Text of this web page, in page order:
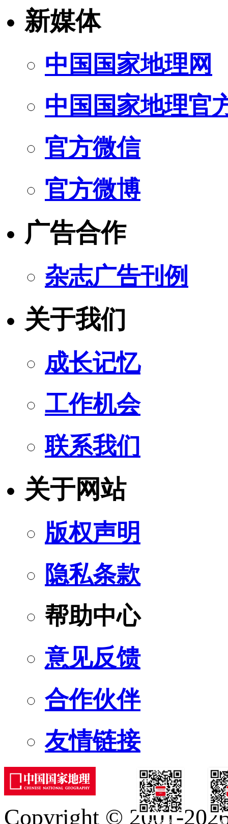
新媒体
中国国家地理网
中国国家地理官
官方微信
官方微博
广告合作
杂志广告刊例
关于我们
成长记忆
工作机会
联系我们
关于网站
版权声明
隐私条款
帮助中心
意见反馈
合作伙伴
友情链接
Copyright © 2001-